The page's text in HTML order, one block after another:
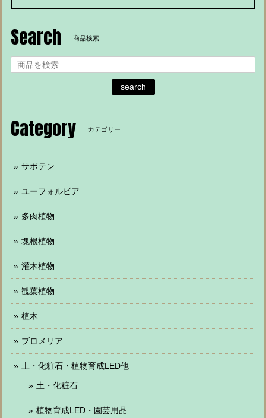
Search 商品検索
search
Category カテゴリー
サボテン
ユーフォルビア
多肉植物
塊根植物
灌木植物
観葉植物
植木
ブロメリア
土・化粧石・植物育成LED他
土・化粧石
植物育成LED・園芸用品